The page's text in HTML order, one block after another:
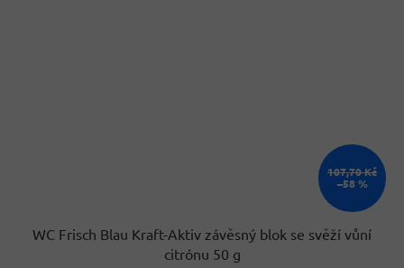
107,70 Kč
–58 %
WC Frisch Blau Kraft-Aktiv závěsný blok se svěží vůní
citrónu 50 g